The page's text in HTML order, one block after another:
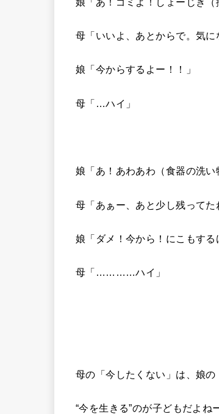
母「いいよ、あとからで。気に
娘「今からするよー！！」
母「…ハイ」
娘「あ！あわあわ（食器の洗い
母「あぁー、あと少し残って
娘「ダメ！今から！にこもする
母「…………ハイ」
母の「今したくない」は、娘の
“今を生きる”のが子どもだよね